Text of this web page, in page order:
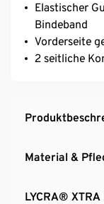
Elastischer
Bindeband
Vorderseite
2 seitliche
Material &
LYCRA®